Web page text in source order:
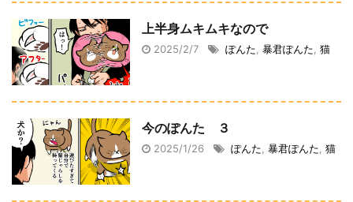
上半身ムキムキなので
2025/2/7 ぽんた 暴君ぽんた 猫
今のぽんた ３
2025/1/26 ぽんた 暴君ぽんた 猫